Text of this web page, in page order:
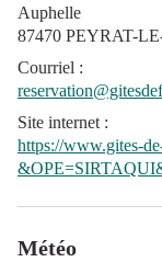
Auphelle
87470 PEYRAT-
Courriel :
Site internet :
https://www.gites-
Météo